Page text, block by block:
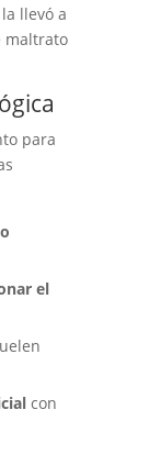
llevó a
maltrato
para
el
con